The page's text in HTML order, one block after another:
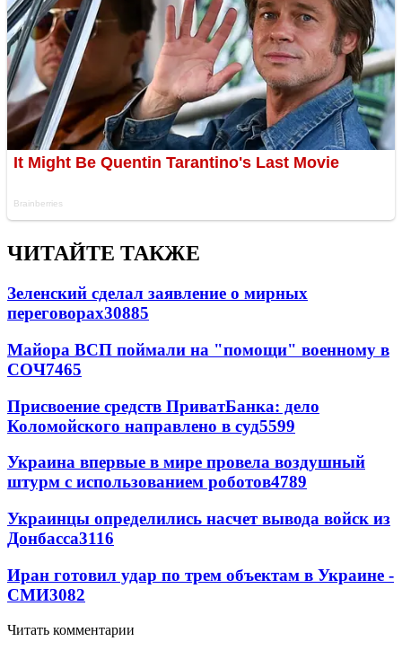
ЧИТАЙТЕ ТАКЖЕ
Зеленский сделал заявление о мирных
переговорах30885
Майора ВСП поймали на "помощи" военному в
СОЧ7465
Присвоение средств ПриватБанка: дело
Коломойского направлено в суд5599
Украина впервые в мире провела воздушный
штурм с использованием роботов4789
Украинцы определились насчет вывода войск из
Донбасса3116
Иран готовил удар по трем объектам в Украине -
СМИ3082
Читать комментарии